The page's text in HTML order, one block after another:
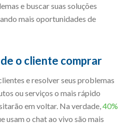
e buscar suas soluções
mais oportunidades de
o cliente comprar
e resolver seus problemas
ou serviços o mais rápido
em voltar. Na verdade,40%
usam o chat ao vivo são mais